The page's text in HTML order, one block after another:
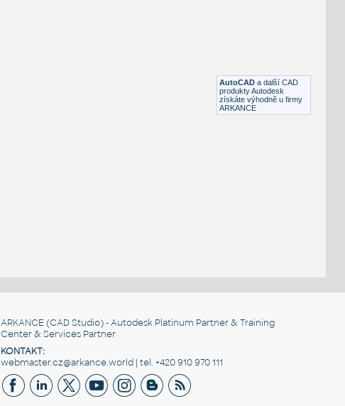
AutoCAD a další CAD
produkty Autodesk
získáte výhodně u firmy
ARKANCE
ARKANCE (CAD Studio) - Autodesk Platinum Partner & Training
Center & Services Partner
KONTAKT:
webmaster.cz@arkance.world | tel. +420 910 970 111